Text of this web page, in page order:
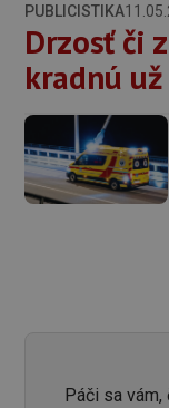
PUBLICISTIKA
Drzosť či
kradnú
Páči sa